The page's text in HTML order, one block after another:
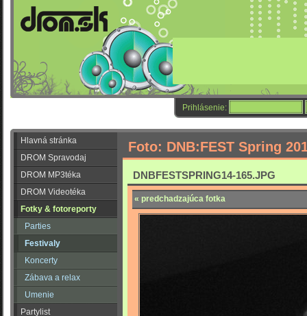
Prihlásenie:
Hlavná stránka
DROM Spravodaj
DROM MP3téka
DROM Videotéka
Fotky & fotoreporty
Parties
Festivaly
Koncerty
Zábava a relax
Umenie
Partylist
Foto: DNB:FEST Spring
DNBFESTSPRING14-165.JPG
« predchadzajúca fotka